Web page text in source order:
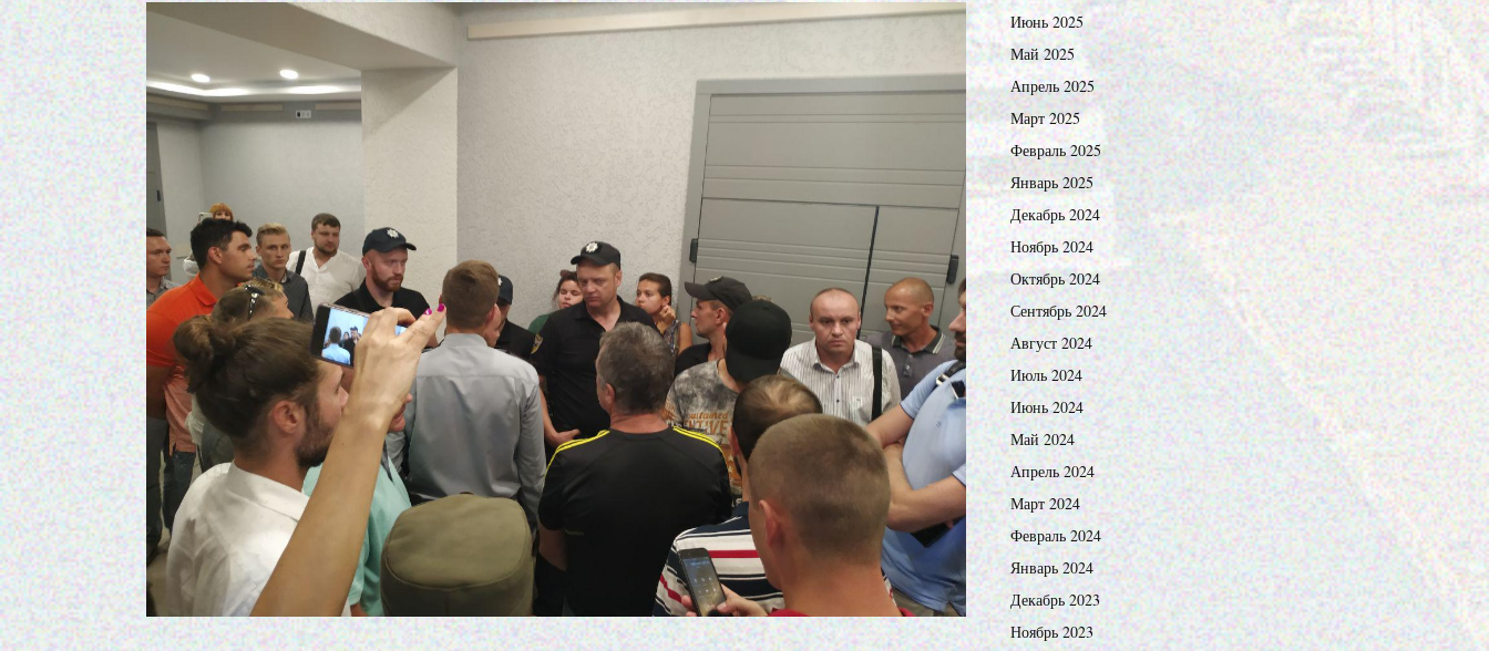
Июнь 2025
Май 2025
Апрель 2025
Март 2025
Февраль 2025
Январь 2025
Декабрь 2024
Ноябрь 2024
Октябрь 2024
Сентябрь 2024
Август 2024
Июль 2024
Июнь 2024
Май 2024
Апрель 2024
Март 2024
Февраль 2024
Январь 2024
Декабрь 2023
Ноябрь 2023